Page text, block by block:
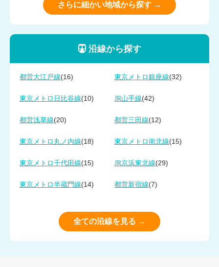
さらに細かい地域から探す →
沿線から探す
都営大江戸線(16) 東京メトロ銀座線(32)
東京メトロ日比谷線(10) JR山手線(42)
都営浅草線(20) 都営三田線(12)
東京メトロ丸ノ内線(18) 東京メトロ南北線(15)
東京メトロ千代田線(15) JR京浜東北線(29)
東京メトロ半蔵門線(14) 都営新宿線(7)
全ての沿線を見る →